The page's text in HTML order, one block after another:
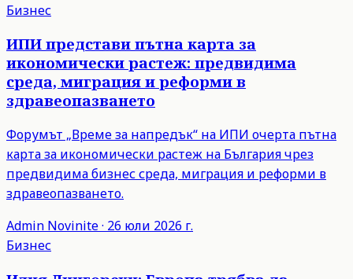
Бизнес
ИПИ представи пътна карта за
икономически растеж: предвидима
среда, миграция и реформи в
здравеопазването
Форумът „Време за напредък“ на ИПИ очерта пътна
карта за икономически растеж на България чрез
предвидима бизнес среда, миграция и реформи в
здравеопазването.
Admin Novinite· 26 юли 2026 г.
Бизнес